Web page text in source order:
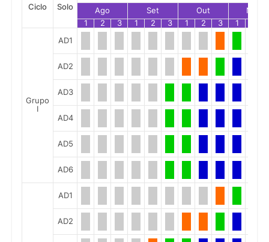
Ciclo Solo
Ago
Set Out
Nov
1
2 3 1 2 3 1 2 3 1
Grupo
I
AD1
AD2
AD3
AD4
AD5
AD6
AD1
AD2